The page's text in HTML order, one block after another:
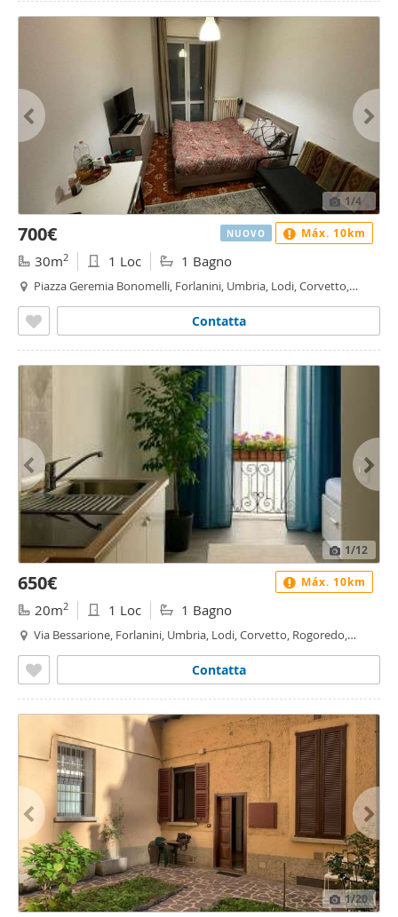
1/4
700€
30m2 1 Loc 1 Bagno
Piazza Geremia Bonomelli, Forlanini, Umbria, Lodi, Corvetto,
Contatta
NUOVO Máx. 10km
1/12
650€
20m2 1 Loc 1 Bagno
Via Bessarione, Forlanini, Umbria, Lodi, Corvetto, Rogoredo,
Contatta
Máx. 10km
1/20